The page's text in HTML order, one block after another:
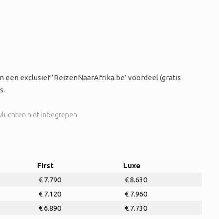
exclusief ‘ReizenNaarAfrika.be’ voordeel (gratis
First
Luxe
€ 7.790
€ 8.630
€ 7.120
€ 7.960
€ 6.890 € 7.730